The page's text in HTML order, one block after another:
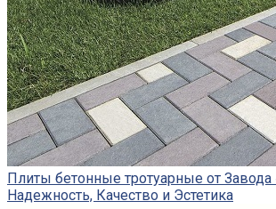
Плиты бетонные тротуарные от Завода
Надежность, Качество и Эстетика